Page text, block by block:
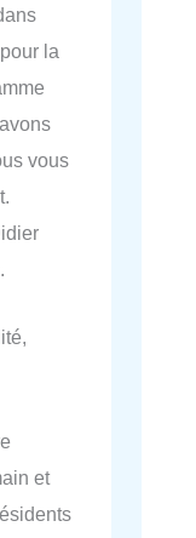
la
vous
et